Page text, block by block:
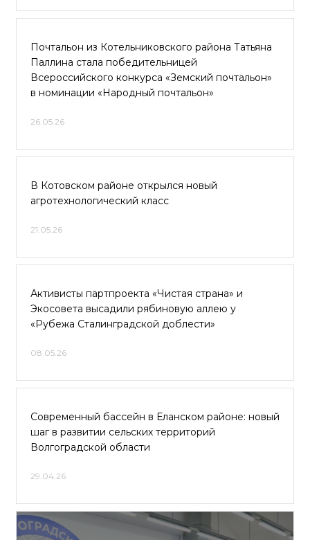
Почтальон из Котельниковского района Татьяна
Паллина стала победительницей
Всероссийского конкурса «Земский почтальон»
в номинации «Народный почтальон»
26.05.26
В Котовском районе открылся новый
агротехнологический класс
21.05.26
Активисты партпроекта «Чистая страна» и
Экосовета высадили рябиновую аллею у
«Рубежа Сталинградской доблести»
08.05.26
Современный бассейн в Еланском районе: новый
шаг в развитии сельских территорий
Волгоградской области
29.04.26